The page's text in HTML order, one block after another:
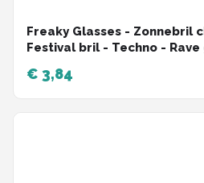
Freaky Glasses - Zonnebril
Festival bril - Techno -
€ 3,84